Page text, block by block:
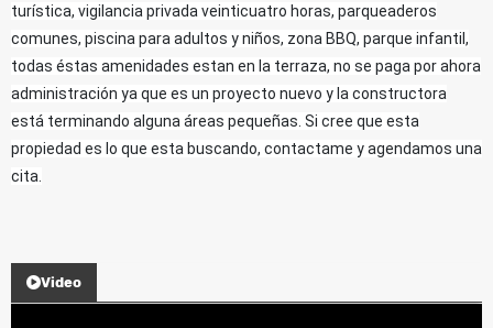
turística, vigilancia privada veinticuatro horas, parqueaderos
comunes, piscina para adultos y niños, zona BBQ, parque infantil,
todas éstas amenidades estan en la terraza, no se paga por ahora
administración ya que es un proyecto nuevo y la constructora
está terminando alguna áreas pequeñas. Si cree que esta
propiedad es lo que esta buscando, contactame y agendamos una
cita.
Video